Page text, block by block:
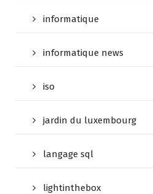
informatique
informatique news
iso
jardin du luxembourg
langage sql
lightinthebox